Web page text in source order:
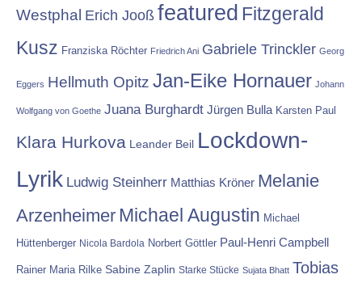
Westphal Erich Jooß featured Fitzgerald
Kusz Franziska Röchter Friedrich Ani Gabriele Trinckler Georg
Eggers Hellmuth Opitz Jan-Eike Hornauer Johann
Wolfgang von Goethe Juana Burghardt Jürgen Bulla Karsten Paul
Klara Hurkova Leander Beil Lockdown-
Lyrik Ludwig Steinherr Matthias Kröner Melanie
Arzenheimer Michael Augustin Michael
Hüttenberger Nicola Bardola Norbert Göttler Paul-Henri Campbell
Rainer Maria Rilke Sabine Zaplin Starke Stücke Sujata Bhatt Tobias